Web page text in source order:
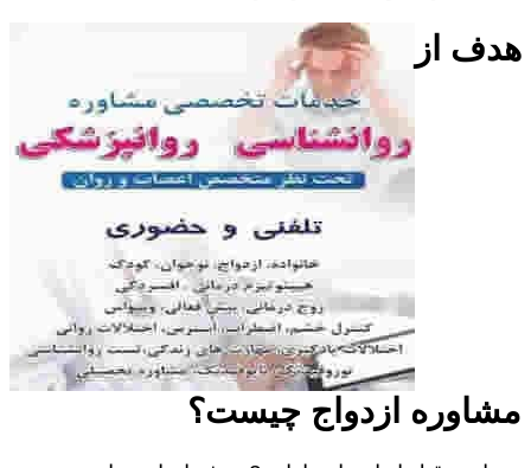
هدف از
مشاوره ازدواج چیست؟